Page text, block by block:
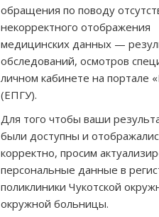
обращения по поводу
некорректного отображения
медицинских данных —
обследований, осмотров
личном кабинете на портале
(ЕПГУ).
Для того чтобы ваши
были доступны и
корректно, просим
персональные данные в
поликлиники Чукотской
окружной больницы.